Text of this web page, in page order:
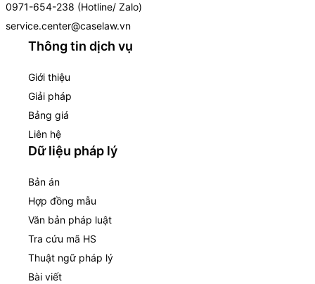
0971-654-238 (Hotline/ Zalo)
service.center@caselaw.vn
Thông tin dịch vụ
Giới thiệu
Giải pháp
Bảng giá
Liên hệ
Dữ liệu pháp lý
Bản án
Hợp đồng mẫu
Văn bản pháp luật
Tra cứu mã HS
Thuật ngữ pháp lý
Bài viết